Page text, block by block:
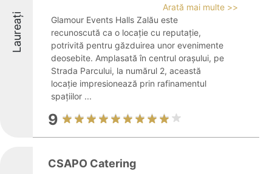
Laureați
Arată mai multe >>
Glamour Events Halls Zalău este
recunoscută ca o locație cu reputație,
potrivită pentru găzduirea unor evenimente
deosebite. Amplasată în centrul orașului, pe
Strada Parcului, la numărul 2, această
locație impresionează prin rafinamentul
spațiilor ...
9
CSAPO Catering